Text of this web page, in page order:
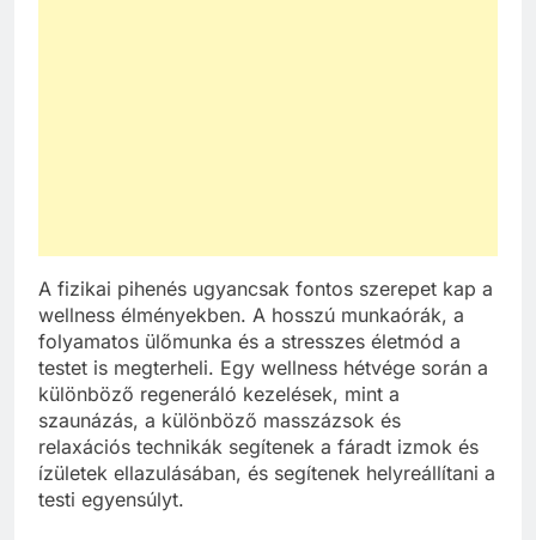
A fizikai pihenés ugyancsak fontos szerepet kap a
wellness élményekben. A hosszú munkaórák, a
folyamatos ülőmunka és a stresszes életmód a
testet is megterheli. Egy wellness hétvége során a
különböző regeneráló kezelések, mint a
szaunázás, a különböző masszázsok és
relaxációs technikák segítenek a fáradt izmok és
ízületek ellazulásában, és segítenek helyreállítani a
testi egyensúlyt.